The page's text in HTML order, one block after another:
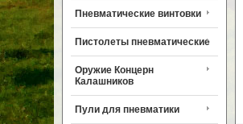
Пневматические винтовки
Пистолеты пневматические
Оружие Концерн
Калашников
Пули для пневматики